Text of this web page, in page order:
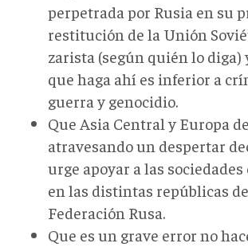
perpetrada por Rusia en su
restitución de la Unión
zarista (según quién lo diga)
que haga ahí es inferior a
guerra y genocidio.
Que Asia Central y Europa
atravesando un despertar
urge apoyar a las
en las distintas repúblicas
Federación Rusa.
Que es un grave error no